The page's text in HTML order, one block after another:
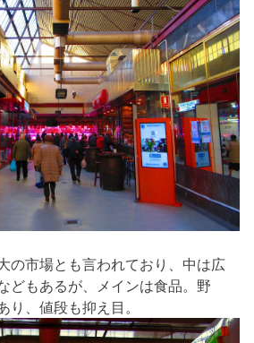
の市場とも言われており、中は広
どもあるが、メインは食品。野
り、値段も抑え目。